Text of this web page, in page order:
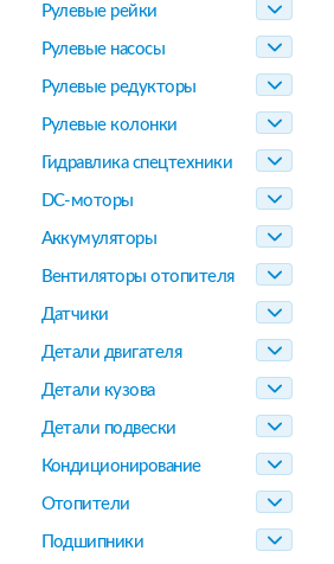
Рулевые рейки
Рулевые насосы
Рулевые редукторы
Рулевые колонки
Гидравлика спецтехники
DC-моторы
Аккумуляторы
Вентиляторы отопителя
Датчики
Детали двигателя
Детали кузова
Детали подвески
Кондиционирование
Отопители
Подшипники